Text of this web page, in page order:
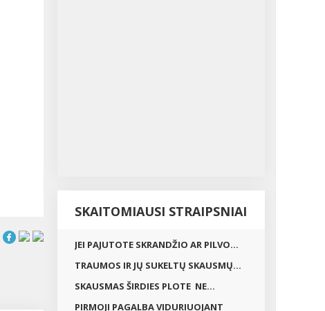
SKAITOMIAUSI STRAIPSNIAI
JEI PAJUTOTE SKRANDŽIO AR PILVO...
TRAUMOS IR JŲ SUKELTŲ SKAUSMŲ...
SKAUSMAS ŠIRDIES PLOTE NE...
PIRMOJI PAGALBA VIDURIUOJANT